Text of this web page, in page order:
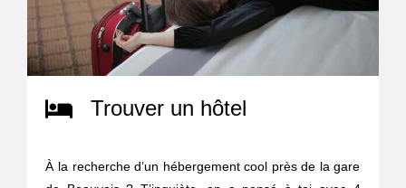
Trouver un hôtel
À la recherche d’un hébergement cool près de la gare